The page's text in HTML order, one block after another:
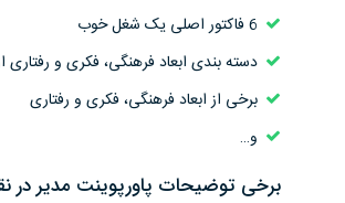
6 فاکتور اصلی یک شغل خوب
دسته بندی ابعاد فرهنگی، فکری و رفتاری
برخی از ابعاد فرهنگی، فکری و رفتاری
و…
برخی توضیحات پاورپوینت مدیر